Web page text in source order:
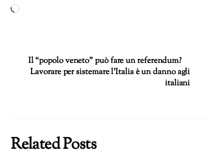
Caricamento
Il “popolo veneto” può fare un referendum?
Lavorare per sistemare l’Italia è un danno agli
italiani
Related Posts